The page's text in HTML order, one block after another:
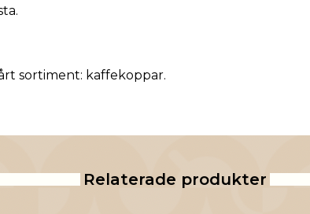
sortiment: kaffekoppar.
Relaterade produkter